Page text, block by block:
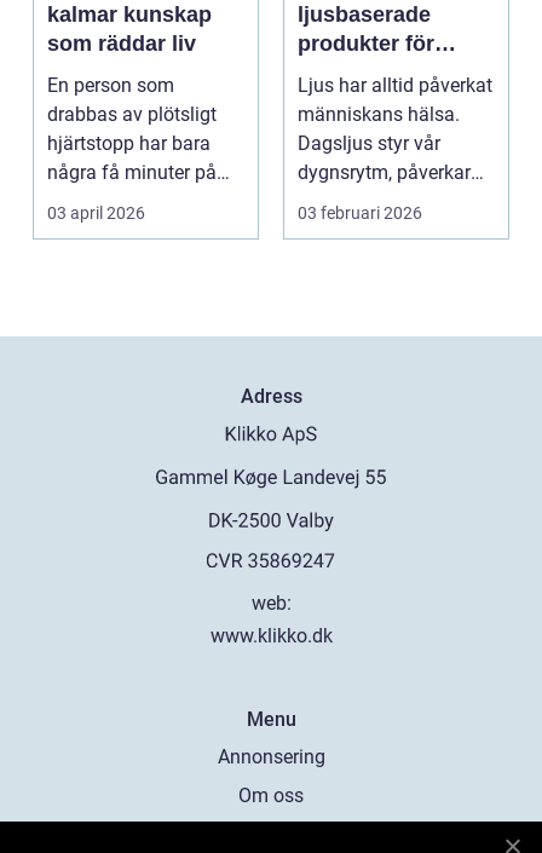
kalmar kunskap
som räddar liv
En person som
drabbas av plötsligt
hjärtstopp har bara
några få minuter på
sig. För varje minut
utan...
03 april 2026
ljusbaserade
produkter för
hälsa och
välbefinnande
Ljus har alltid påverkat
människans hälsa.
Dagsljus styr vår
dygnsrytm, påverkar
humör, sömn och ene...
03 februari 2026
Adress
web:
www.klikko.dk
Menu
Annonsering
Om oss